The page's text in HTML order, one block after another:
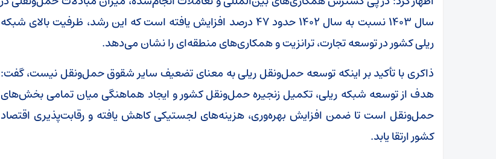
سال ۱۴۰۳ نسبت به سال ۱۴۰۲ حدود ۴۷ درصد افزایش یافته است که این رشد، ظرفیت بالای شبکه
ریلی کشور در توسعه تجارت، ترانزیت و همکاری‌های منطقه‌ای را نشان می‌دهد.
ذاکری با تأکید بر اینکه توسعه حمل‌ونقل ریلی به معنای تضعیف سایر شقوق حمل‌ونقل نیست، گفت:
هدف از توسعه شبکه ریلی، تکمیل زنجیره حمل‌ونقل کشور و ایجاد هماهنگی میان تمامی بخش‌های
حمل‌ونقل است تا ضمن افزایش بهره‌وری، هزینه‌های لجستیکی کاهش یافته و رقابت‌پذیری اقتصاد
کشور ارتقا یابد.